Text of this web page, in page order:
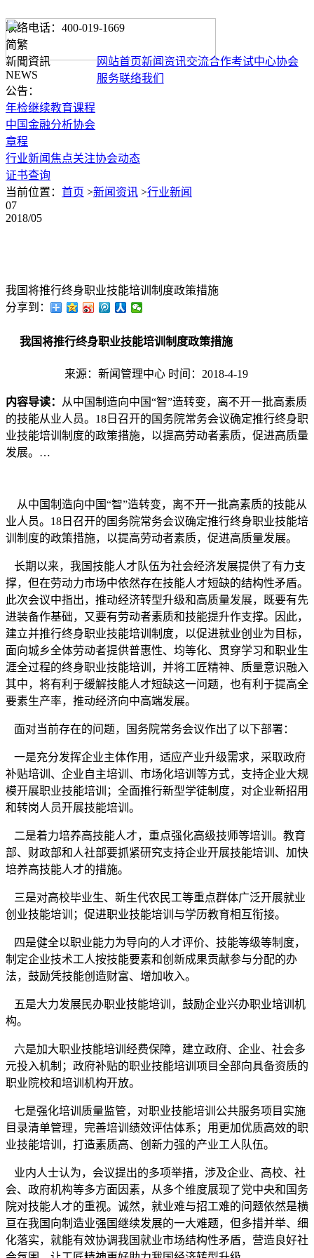
联络电话：400-019-1669
简繁
网站首页新闻资讯交流合作考试中心协会
服务联络我们
新聞資訊
NEWS
公告：
年检继续教育课程
中国金融分析协会
章程
行业新闻焦点关注协会动态
证书查询
当前位置： 首页 >新闻资讯 >行业新闻
07
2018/05
我国将推行终身职业技能培训制度政策措施
分享到：
我国将推行终身职业技能培训制度政策措施
来源：新闻管理中心 时间：2018-4-19
内容导读：
从中国制造向中国“智”造转变，离不开一批高素质
的技能从业人员。18日召开的国务院常务会议确定推行终身职
业技能培训制度的政策措施，以提高劳动者素质，促进高质量
发展。…
从中国制造向中国“智”造转变，离不开一批高素质的技能从
业人员。18日召开的国务院常务会议确定推行终身职业技能培
训制度的政策措施，以提高劳动者素质，促进高质量发展。
长期以来，我国技能人才队伍为社会经济发展提供了有力支
撑，但在劳动力市场中依然存在技能人才短缺的结构性矛盾。
此次会议中指出，推动经济转型升级和高质量发展，既要有先
进装备作基础，又要有劳动者素质和技能提升作支撑。因此，
建立并推行终身职业技能培训制度，以促进就业创业为目标，
面向城乡全体劳动者提供普惠性、均等化、贯穿学习和职业生
涯全过程的终身职业技能培训，并将工匠精神、质量意识融入
其中，将有利于缓解技能人才短缺这一问题，也有利于提高全
要素生产率，推动经济向中高端发展。
面对当前存在的问题，国务院常务会议作出了以下部署：
一是充分发挥企业主体作用，适应产业升级需求，采取政府
补贴培训、企业自主培训、市场化培训等方式，支持企业大规
模开展职业技能培训；全面推行新型学徒制度，对企业新招用
和转岗人员开展技能培训。
二是着力培养高技能人才，重点强化高级技师等培训。教育
部、财政部和人社部要抓紧研究支持企业开展技能培训、加快
培养高技能人才的措施。
三是对高校毕业生、新生代农民工等重点群体广泛开展就业
创业技能培训；促进职业技能培训与学历教育相互衔接。
四是健全以职业能力为导向的人才评价、技能等级等制度，
制定企业技术工人按技能要素和创新成果贡献参与分配的办
法，鼓励凭技能创造财富、增加收入。
五是大力发展民办职业技能培训，鼓励企业兴办职业培训机
构。
六是加大职业技能培训经费保障，建立政府、企业、社会多
元投入机制；政府补贴的职业技能培训项目全部向具备资质的
职业院校和培训机构开放。
七是强化培训质量监管，对职业技能培训公共服务项目实施
目录清单管理，完善培训绩效评估体系；用更加优质高效的职
业技能培训，打造素质高、创新力强的产业工人队伍。
业内人士认为，会议提出的多项举措，涉及企业、高校、社
会、政府机构等多方面因素，从多个维度展现了党中央和国务
院对技能人才的重视。诚然，就业难与招工难的问题依然是横
亘在我国向制造业强国继续发展的一大难题，但多措并举、细
化落实，就能有效协调我国就业市场结构性矛盾，营造良好社